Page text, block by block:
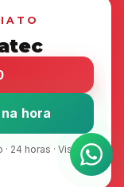
hora
24 horas · Visita